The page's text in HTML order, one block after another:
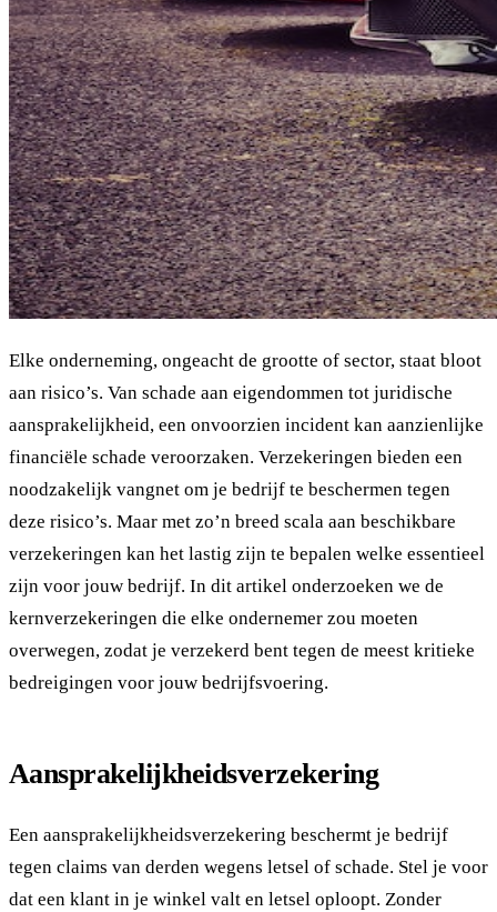
Elke onderneming, ongeacht de grootte of sector, staat bloot
aan risico’s. Van schade aan eigendommen tot juridische
aansprakelijkheid, een onvoorzien incident kan aanzienlijke
financiële schade veroorzaken. Verzekeringen bieden een
noodzakelijk vangnet om je bedrijf te beschermen tegen
deze risico’s. Maar met zo’n breed scala aan beschikbare
verzekeringen kan het lastig zijn te bepalen welke essentieel
zijn voor jouw bedrijf. In dit artikel onderzoeken we de
kernverzekeringen die elke ondernemer zou moeten
overwegen, zodat je verzekerd bent tegen de meest kritieke
bedreigingen voor jouw bedrijfsvoering.
Aansprakelijkheidsverzekering
Een aansprakelijkheidsverzekering beschermt je bedrijf
tegen claims van derden wegens letsel of schade. Stel je voor
dat een klant in je winkel valt en letsel oploopt. Zonder